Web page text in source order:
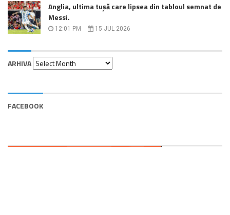
Anglia, ultima tușă care lipsea din tabloul semnat de
Messi.
12:01 PM 15 JUL 2026
ARHIVA
Arhiva
FACEBOOK